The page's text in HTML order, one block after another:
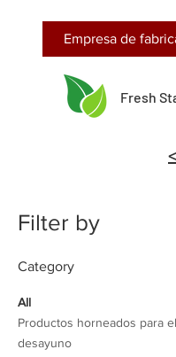
Empresa de
Fresh
Filter by
Category
All
Productos horneados para el
desayuno